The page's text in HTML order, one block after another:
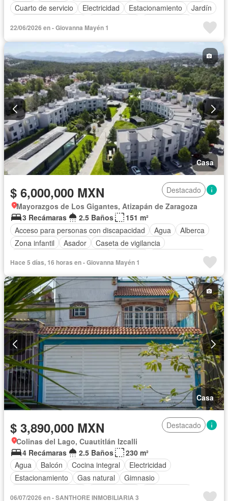
Cuarto de servicio
Electricidad Estacionamiento
Jardín
22/06/2026 en - Giovanna Mayén 1
Casa
$ 6,000,000 MXN
Destacado
Mayorazgos de Los Gigantes, Atizapán de Zaragoza
3 Recámaras
2.5 Baños
151 m²
Acceso para personas con discapacidad
Agua
Alberca
Zona infantil
Asador
Caseta de vigilancia
Conserje
Electricidad Estacionamiento
Jardín
Sala polivalente Seguridad Zonas verdes
Hace 5 días, 16 horas en - Giovanna Mayén 1
Casa
$ 3,890,000 MXN
Destacado
Colinas del Lago, Cuautitlán Izcalli
4 Recámaras
2.5 Baños
230 m²
Agua
Balcón Cocina integral
Electricidad
Estacionamiento
Gas natural
Gimnasio
06/07/2026 en - SANTHORE INMOBILIARIA 3